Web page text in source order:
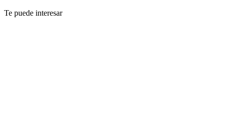
Te puede interesar